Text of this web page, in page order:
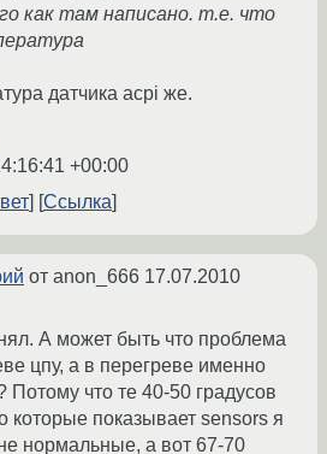
как там написано. т.е. что
датчика acpi же.
+00:00
Ссылка
от anon_666 17.07.2010
А может быть что проблема
цпу, а в перегреве именно
Потому что те 40-50 градусов
которые показывает sensors я
нормальные, а вот 67-70